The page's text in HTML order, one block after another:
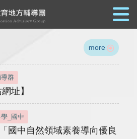
more
群
址】
_國中
國中自然領域素養導向優良